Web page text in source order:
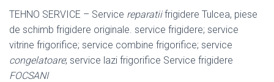
TEHNO SERVICE – Service reparatiifrigidere Tulcea, piese
de schimb frigidere originale. service frigidere; service
vitrine frigorifice; service combine frigorifice; service
congelatoare; service lazi frigorifice Service frigidere
FOCSANI